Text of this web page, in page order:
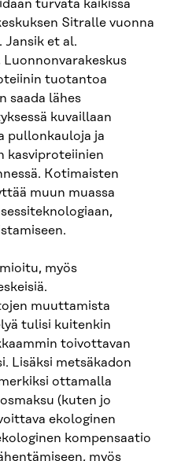
turvata kaikissa
Sitralle vuonna
Jansik et al.
tuotantoa
saada lähes
kuvaillaan
pullonkauloja ja
kasviproteiinien
Kotimaisten
muun muassa
myös
muuttamista
tulisi kuitenkin
toivottavan
Lisäksi metsäkadon
ottamalla
(kuten jo
ekologinen
kompensaatio
myös